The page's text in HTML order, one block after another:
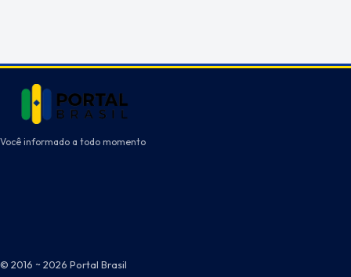
Você informado a todo momento
© 2016 ~ 2026 Portal Brasil